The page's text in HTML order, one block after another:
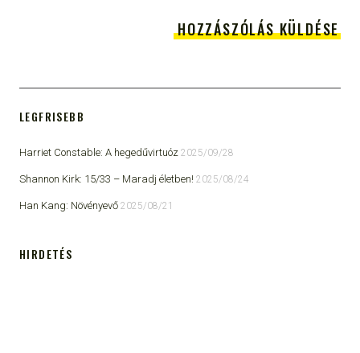
LEGFRISEBB
Harriet Constable: A hegedűvirtuóz 2025/09/28
Shannon Kirk: 15/33 ​– Maradj életben! 2025/08/24
Han Kang: Növényevő 2025/08/21
HIRDETÉS